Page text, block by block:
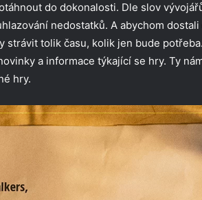
do dokonalosti. Dle slov
nedostatků. A abychom
strávit tolik času, kolik jen bude
a informace týkající se hry. Ty
hry.